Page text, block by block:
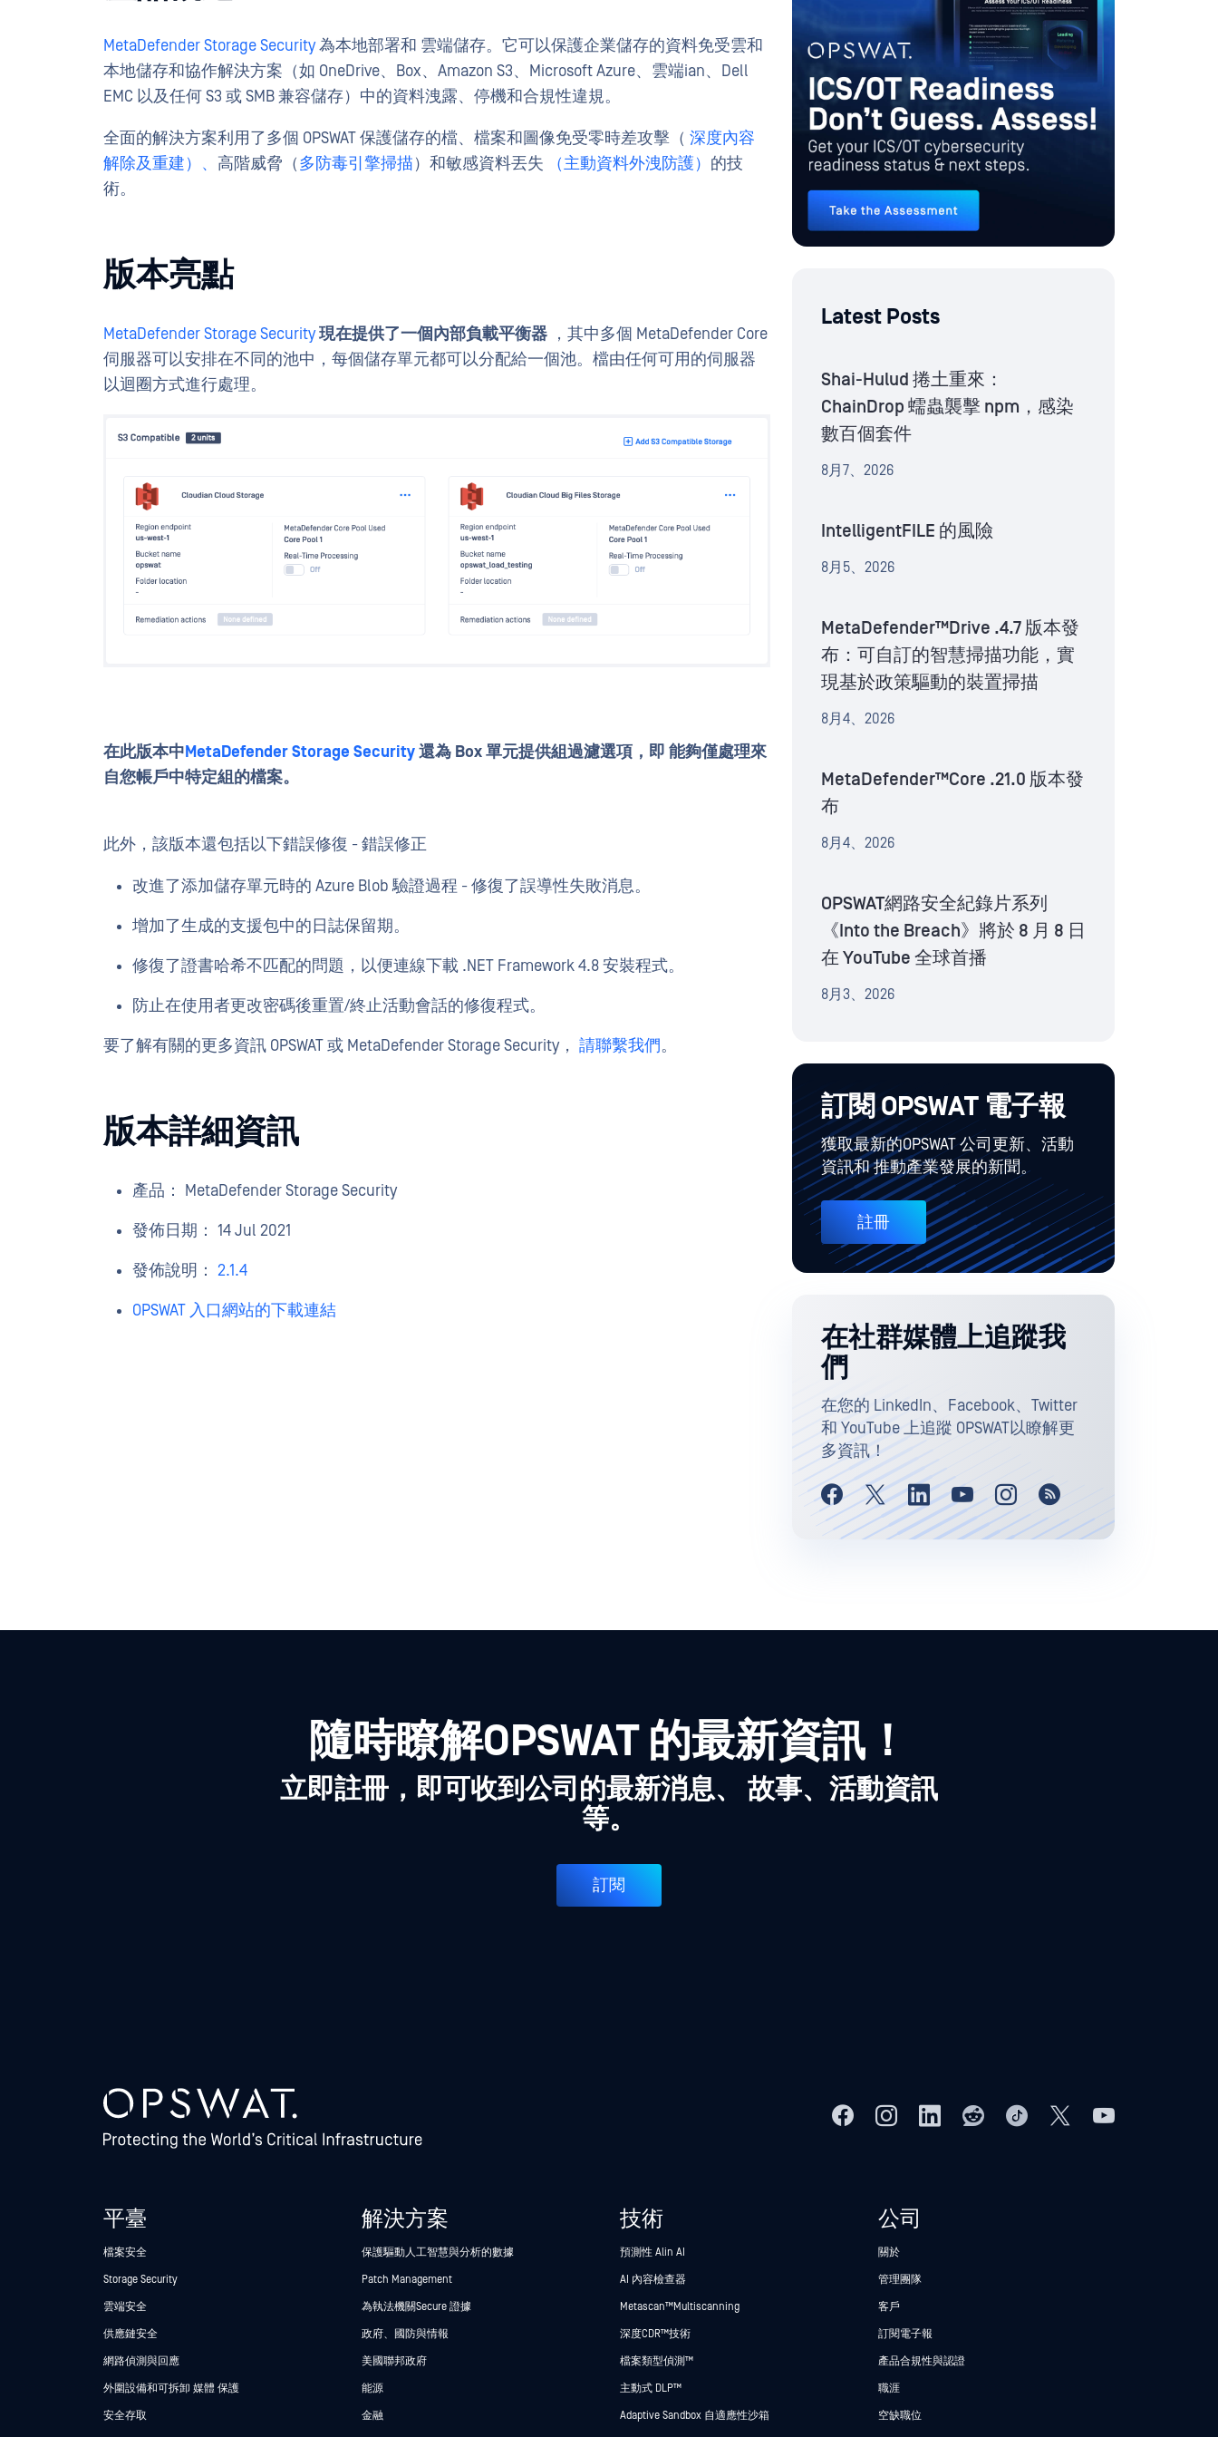
MetaDefender Storage Security為本地部署和 雲端儲存。它可以保護企業儲存的資料免受雲和
本地儲存和協作解決方案（如 OneDrive、Box、Amazon S3、Microsoft Azure、雲端ian、Dell
EMC 以及任何 S3 或 SMB 兼容儲存）中的資料洩露、停機和合規性違規。
全面的解決方案利用了多個 OPSWAT 保護儲存的檔、檔案和圖像免受零時差攻擊（ 深度內容
解除及重建）、 高階威脅（多防毒引擎掃描）和敏感資料丟失 （主動資料外洩防護） 的技
術。
版本亮點
MetaDefender Storage Security現在提供了一個內部負載平衡器 ，其中多個 MetaDefender Core
伺服器可以安排在不同的池中，每個儲存單元都可以分配給一個池。檔由任何可用的伺服器
以迴圈方式進行處理。
在此版本中MetaDefender Storage Security還為 Box 單元提供組過濾選項，即 能夠僅處理來
自您帳戶中特定組的檔案。
此外，該版本還包括以下錯誤修復 - 錯誤修正
改進了添加儲存單元時的 Azure Blob 驗證過程 - 修復了誤導性失敗消息。
增加了生成的支援包中的日誌保留期。
修復了證書哈希不匹配的問題，以便連線下載 .NET Framework 4.8 安裝程式。
防止在使用者更改密碼後重置/終止活動會話的修復程式。
要了解有關的更多資訊 OPSWAT 或 MetaDefender Storage Security， 請聯繫我們。
版本詳細資訊
產品： MetaDefender Storage Security
發佈日期： 14 Jul 2021
發佈說明： 2.1.4
OPSWAT 入口網站的下載連結
Latest Posts
Shai-Hulud 捲土重來：
ChainDrop 蠕蟲襲擊 npm，感染
數百個套件
8月7、2026
IntelligentFILE 的風險
8月5、2026
MetaDefender™Drive .4.7 版本發
布：可自訂的智慧掃描功能，實
現基於政策驅動的裝置掃描
8月4、2026
MetaDefender™Core .21.0 版本發
布
8月4、2026
OPSWAT網路安全紀錄片系列
《Into the Breach》將於 8 月 8 日
在 YouTube 全球首播
8月3、2026
訂閱 OPSWAT 電子報
獲取最新的OPSWAT 公司更新、活動
資訊和 推動產業發展的新聞。
註冊
在社群媒體上追蹤我
們
在您的 LinkedIn、Facebook、Twitter
和 YouTube 上追蹤 OPSWAT以瞭解更
多資訊！
隨時瞭解OPSWAT 的最新資訊！
立即註冊，即可收到公司的最新消息、 故事、活動資訊
等。
訂閱
平臺
檔案安全
Storage Security
雲端安全
供應鏈安全
網路偵測與回應
外圍設備和可拆卸 媒體 保護
安全存取
解決方案
保護驅動人工智慧與分析的數據
Patch Management
為執法機關Secure 證據
政府、國防與情報
美國聯邦政府
能源
金融
技術
預測性 Alin AI
AI 內容檢查器
Metascan™ Multiscanning
深度CDR™技術
檔案類型偵測™
主動式 DLP™
Adaptive Sandbox 自適應性沙箱
公司
關於
管理團隊
客戶
訂閱電子報
產品合規性與認證
職涯
空缺職位